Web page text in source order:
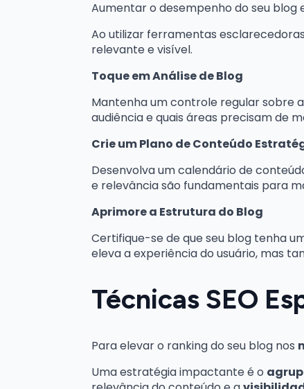
Aumentar o desempenho do seu
Ao utilizar ferramentas
relevante e visível.
Toque em Análise de Blog
Mantenha um controle regular sobre
audiência e quais áreas precisam de
Crie um Plano de Conteúdo
Desenvolva um calendário de
e relevância são fundamentais para
Aprimore a Estrutura do Blog
Certifique-se de que seu blog tenha
eleva a experiência do usuário, mas
Técnicas SEO
Para elevar o ranking do seu blog nos
Uma estratégia impactante é o